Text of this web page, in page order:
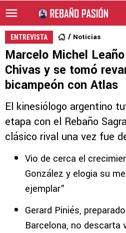
ENTREVISTA Noticias
Marcelo Michel
Chivas y se tomó
bicampeón con Atlas
El kinesiólogo argentino
etapa con el Rebaño
clásico rival una vez fue
Vio de cerca el
González y elogia su
ejemplar”
Gerard Piniés,
Barcelona, no descarta